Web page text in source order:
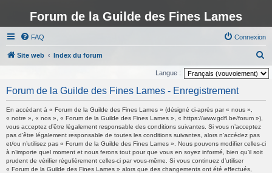
Forum de la Guilde des Fines Lames
FAQ Connexion
Site web Index du forum
e
c
Langue :
Forum de la Guilde des Fines Lames - Enregistrement
En accédant à « Forum de la Guilde des Fines Lames » (désigné ci-après par « nous »,
« notre », « nos », « Forum de la Guilde des Fines Lames », « https://www.gdfl.be/forum »),
vous acceptez d’être légalement responsable des conditions suivantes. Si vous n’acceptez
pas d’être légalement responsable de toutes les conditions suivantes, alors n’accédez pas
et/ou n’utilisez pas « Forum de la Guilde des Fines Lames ». Nous pouvons modifier celles-ci
à n’importe quel moment et nous ferons tout pour que vous en soyez informé, bien qu’il soit
prudent de vérifier régulièrement celles-ci par vous-même. Si vous continuez d’utiliser
« Forum de la Guilde des Fines Lames » alors que des changements ont été effectués,